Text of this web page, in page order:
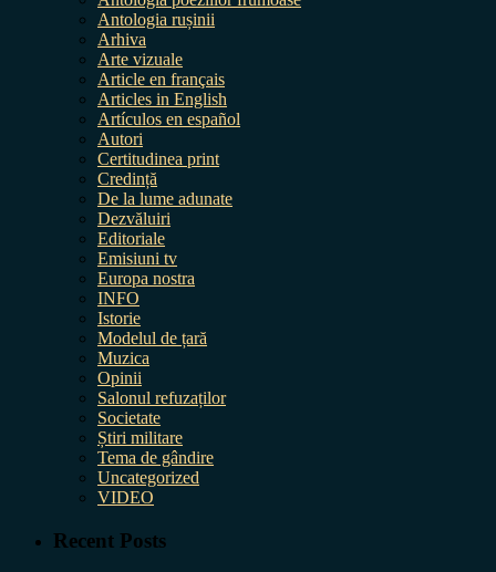
Antologia rușinii
Arhiva
Arte vizuale
Article en français
Articles in English
Artículos en español
Autori
Certitudinea print
Credință
De la lume adunate
Dezvăluiri
Editoriale
Emisiuni tv
Europa nostra
INFO
Istorie
Modelul de țară
Muzica
Opinii
Salonul refuzaților
Societate
Știri militare
Tema de gândire
Uncategorized
VIDEO
Recent Posts